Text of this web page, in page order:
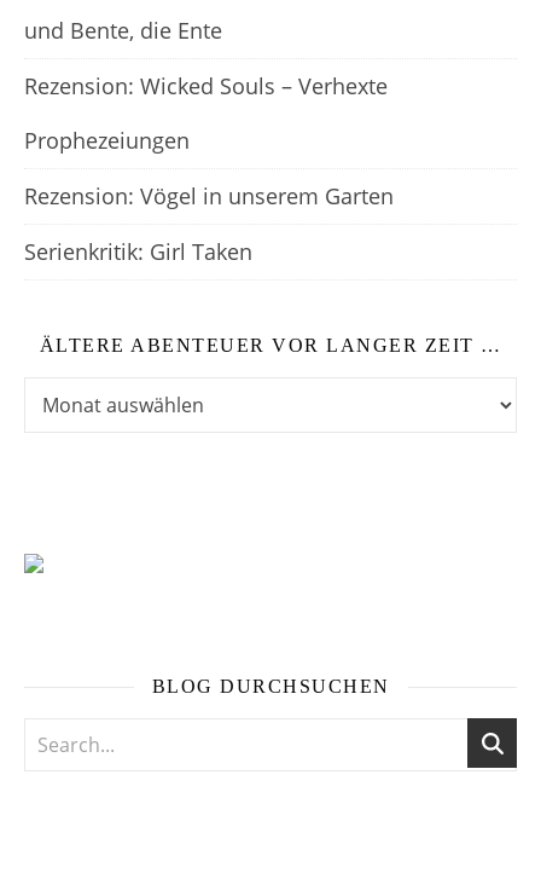
und Bente, die Ente
Rezension: Wicked Souls – Verhexte
Prophezeiungen
Rezension: Vögel in unserem Garten
Serienkritik: Girl Taken
ÄLTERE ABENTEUER VOR LANGER ZEIT …
BLOG DURCHSUCHEN